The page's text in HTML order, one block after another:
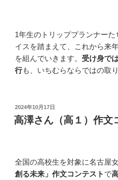
1年生のトリッププランナー
イスを踏まえて、これから来
を組んでいきます。 受け身で
行も、いちむらならではの取
投
稿
日:
2024年10月17日
高澤さん（高１）作文
全国の高校生を対象に名古屋
創る未来」作文コンテスト で